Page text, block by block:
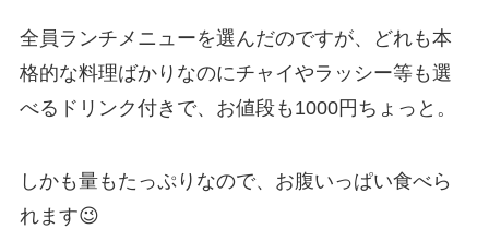
全員ランチメニューを選んだのですが、どれも本
格的な料理ばかりなのにチャイやラッシー等も選
べるドリンク付きで、お値段も 1000円ちょっと。
しかも量もたっぷりなので、お腹いっぱい食べら
れます😉